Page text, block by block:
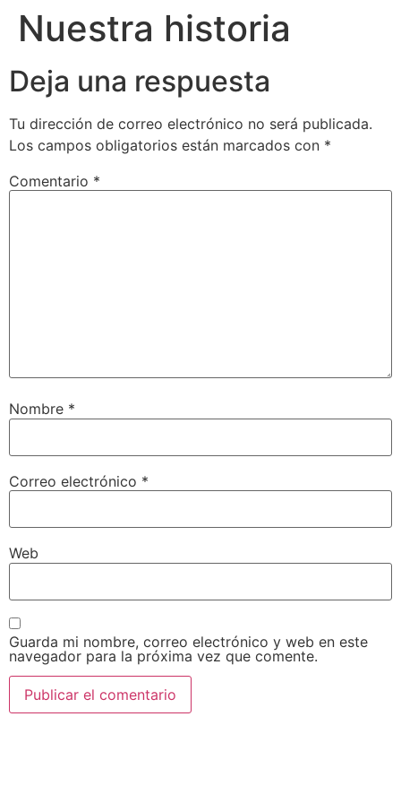
Nuestra historia
Deja una respuesta
Tu dirección de correo electrónico no será publicada.
Los campos obligatorios están marcados con *
Comentario *
Nombre *
Correo electrónico *
Web
Guarda mi nombre, correo electrónico y web en este
navegador para la próxima vez que comente.